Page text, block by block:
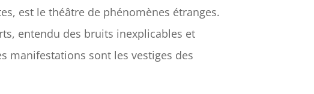
est le théâtre de phénomènes étranges.
entendu des bruits inexplicables et
manifestations sont les vestiges des